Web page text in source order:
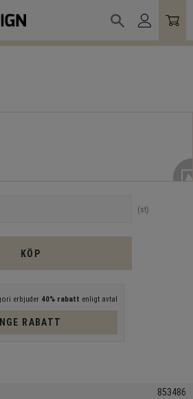
st
KÖP
erbjuder 40% rabatt enligt avtal
RABATT
853486